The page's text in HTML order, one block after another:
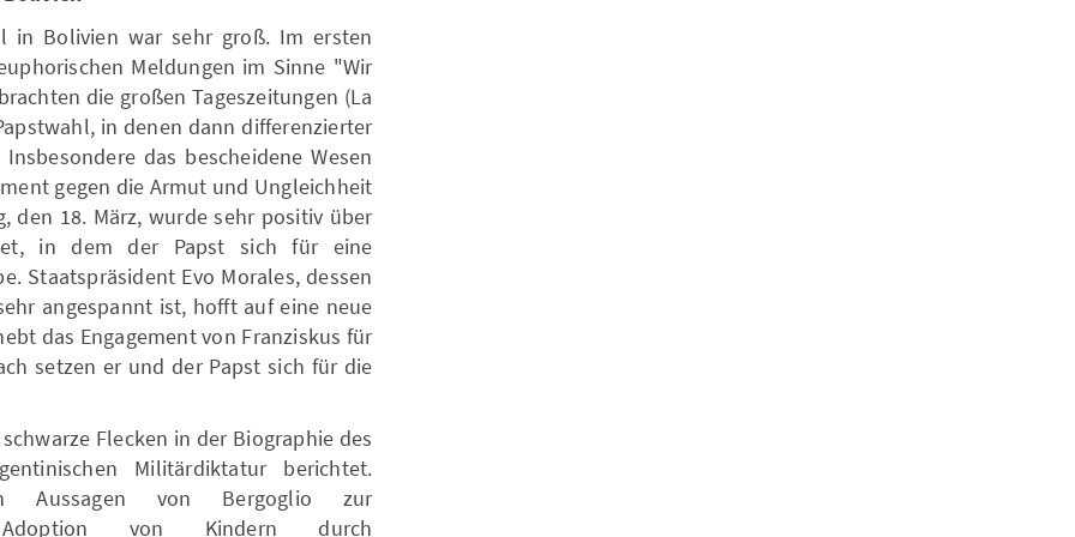
in Bolivien war sehr groß. Im ersten
Meldungen im Sinne "Wir
die großen Tageszeitungen (La
in denen dann differenzierter
das bescheidene Wesen
gegen die Armut und Ungleichheit
den 18. März, wurde sehr positiv über
in dem der Papst sich für eine
Staatspräsident Evo Morales, dessen
angespannt ist, hofft auf eine neue
das Engagement von Franziskus für
setzen er und der Papst sich für die
Flecken in der Biographie des
Militärdiktatur berichtet.
Aussagen von Bergoglio zur
Adoption von Kindern durch